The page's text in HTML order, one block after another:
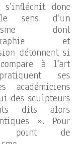
donc
sens d’un
dont
et
détonnent si
à l’art
ses
académiciens
des sculpteurs
dits alors
». Pour
point de